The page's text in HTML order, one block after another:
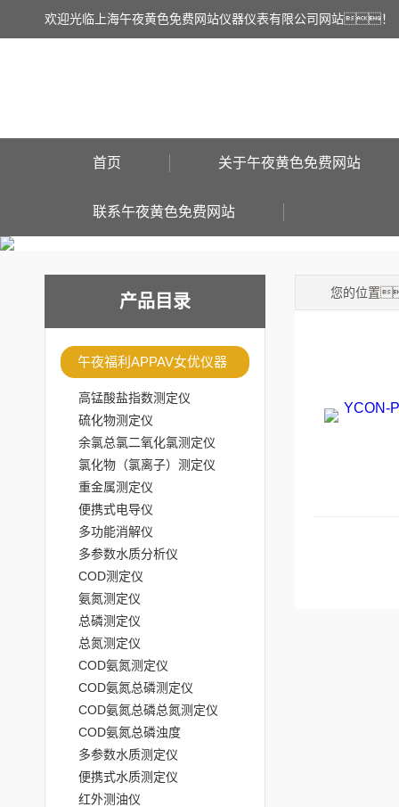
欢迎光临上海午夜黄色免费网站仪器仪表有限公司网站！
首页 关于午夜黄色免费网站
联系午夜黄色免费网站
产品目录
午夜福利APPAV女优仪器
高锰酸盐指数测定仪
硫化物测定仪
余氯总氯二氧化氯测定仪
氯化物（氯离子）测定仪
重金属测定仪
便携式电导仪
多功能消解仪
多参数水质分析仪
COD测定仪
氨氮测定仪
总磷测定仪
总氮测定仪
COD氨氮测定仪
COD氨氮总磷测定仪
COD氨氮总磷总氮测定仪
COD氨氮总磷浊度
多参数水质测定仪
便携式水质测定仪
红外测油仪
您的位置